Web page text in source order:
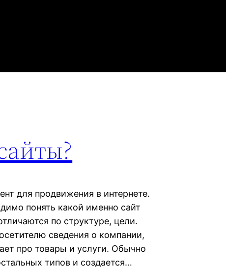
для продвижения в интернете.
понять какой именно сайт
по структуре, цели.
сведения о компании,
про товары и услуги. Обычно
типов и создается…